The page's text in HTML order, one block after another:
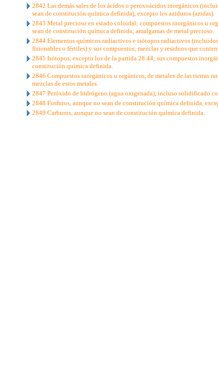
2842 Las demás sales de los ácidos o peroxoácidos inorgánicos
sean de constitución química definida), excepto los aziduros (azidas).
2843 Metal precioso en estado coloidal; compuestos inorgánicos u
sean de constitución química definida; amalgamas de metal precioso.
2844 Elementos químicos radiactivos e isótopos radiactivos
fisionables o fértiles) y sus compuestos; mezclas y residuos que
2845 Isótopos, excepto los de la partida 28.44; sus compuestos
constitución química definida.
2846 Compuestos inorgánicos u orgánicos, de metales de las tierras
mezclas de estos metales.
2847 Peróxido de hidrógeno (agua oxigenada), incluso solidificado
2848 Fosfuros, aunque no sean de constitución química definida,
2849 Carburos, aunque no sean de constitución química definida.